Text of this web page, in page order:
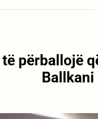
përballojë